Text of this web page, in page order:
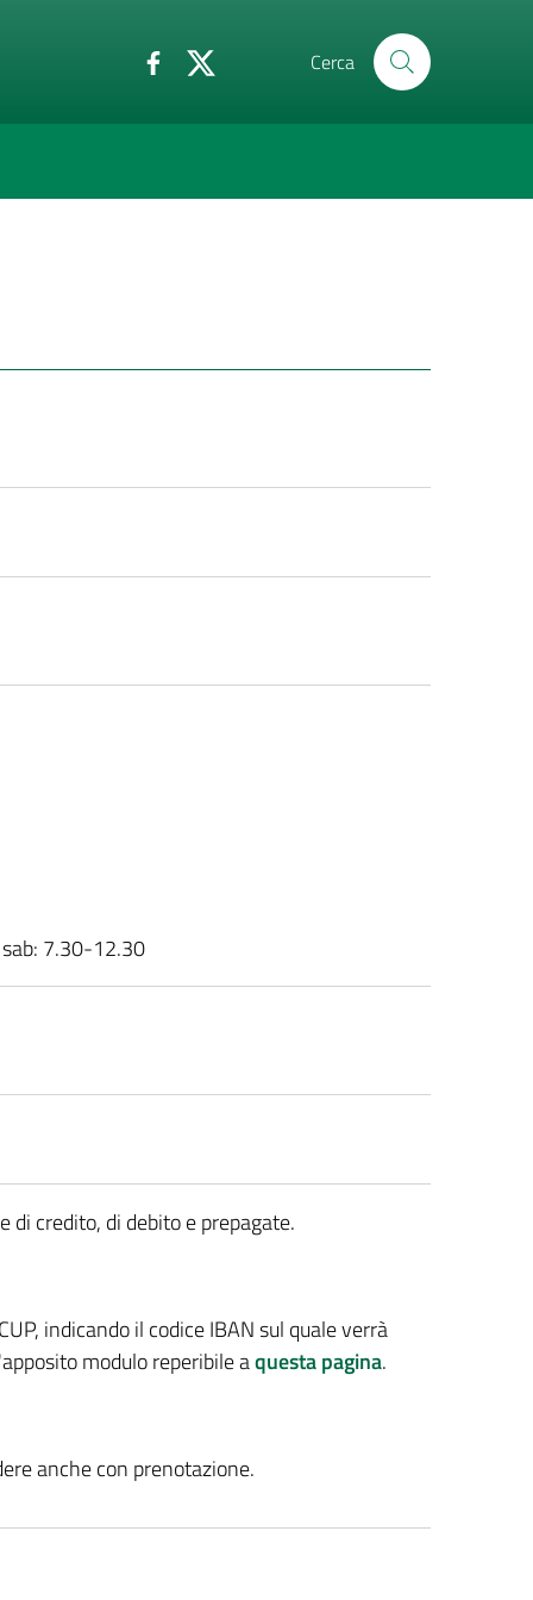
Cerca
7.30-12.30
credito, di debito e prepagate.
indicando il codice IBAN sul quale verrà
modulo reperibile aquesta pagina.
anche con prenotazione.